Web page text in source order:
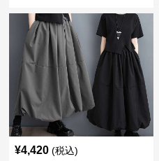
¥4,420 (税込)